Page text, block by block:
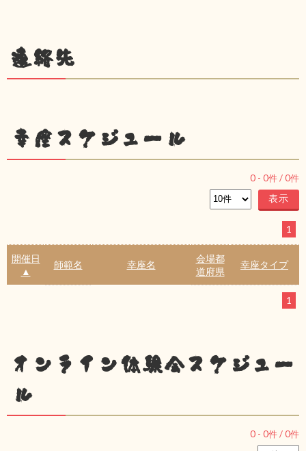
連絡先
幸座スケジュール
0 - 0件 /0件
1
開催日
▲
師範名 幸座名
会場都
道府県
幸座タイプ
1
オンライン体験会スケジュー
ル
0 - 0件 /0件